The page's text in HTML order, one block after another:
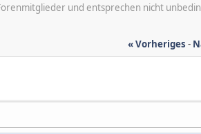
und entsprechen nicht
« Vorheriges -